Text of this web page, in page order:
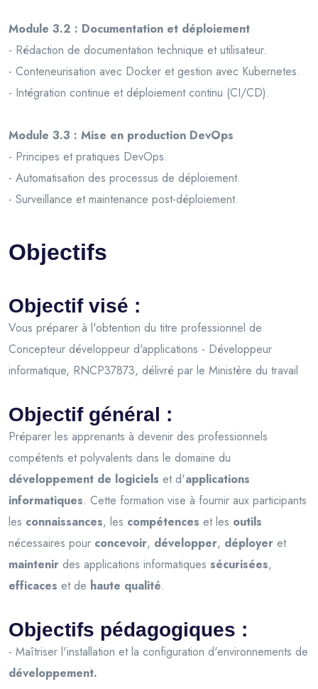
Module 3.2 : Documentation et déploiement
- Rédaction de documentation technique et utilisateur.
- Conteneurisation avec Docker et gestion avec Kubernetes.
- Intégration continue et déploiement continu (CI/CD).
Module 3.3 : Mise en production DevOps
- Principes et pratiques DevOps.
- Automatisation des processus de déploiement.
- Surveillance et maintenance post-déploiement.
Objectifs
Objectif visé :
Vous préparer à l'obtention du titre professionnel de
Concepteur développeur d'applications - Développeur
informatique, RNCP37873, délivré par le Ministère du travail
Objectif général :
Préparer les apprenants à devenir des professionnels
compétents et polyvalents dans le domaine du
développement de logiciels et d'applications
informatiques. Cette formation vise à fournir aux participants
les connaissances, les compétences et les outils
nécessaires pour concevoir, développer, déployer et
maintenir des applications informatiques sécurisées,
efficaces et de haute qualité.
Objectifs pédagogiques :
- Maîtriser l'installation et la configuration d'environnements de
développement.